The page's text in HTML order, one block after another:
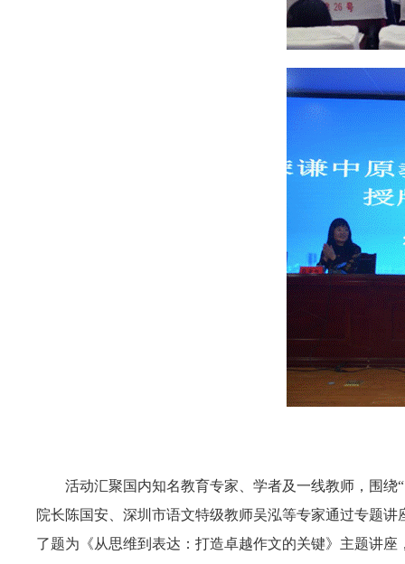
活动汇聚国内知名教育专家、学者及一线教师，围
院长陈国安、深圳市语文特级教师吴泓等专家通过专题
了题为《从思维到表达：打造卓越作文的关键》主题讲